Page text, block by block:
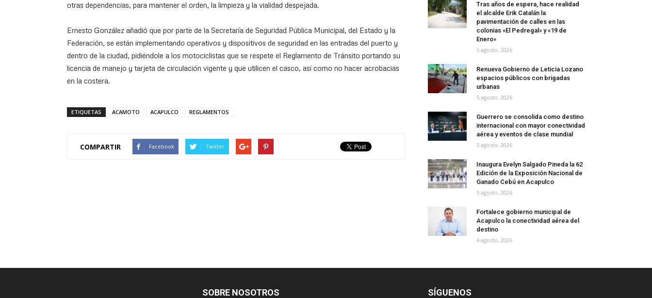
otras dependencias, para mantener el orden, la limpieza y la vialidad despejada.
Ernesto González añadió que por parte de la Secretaría de Seguridad Pública Municipal, del Estado y la
Federación, se están implementando operativos y dispositivos de seguridad en las entradas del puerto y
dentro de la ciudad, pidiéndole a los motociclistas que se respete el Reglamento de Tránsito portando su
licencia de manejo y tarjeta de circulación vigente y que utilicen el casco, así como no hacer acrobacias
en la costera.
ETIQUETAS ACAMOTO ACAPULCO REGLAMENTOS
COMPARTIR Facebook Twitter
Tras años de espera, hace realidad
el alcalde Erik Catalán la
pavimentación de calles en las
colonias «El Pedregal» y «19 de
Enero»
5 agosto, 2026
Renueva Gobierno de Leticia Lozano
espacios públicos con brigadas
urbanas
5 agosto, 2026
Guerrero se consolida como destino
internacional con mayor conectividad
aérea y eventos de clase mundial
5 agosto, 2026
Inaugura Evelyn Salgado Pineda la 62
Edición de la Exposición Nacional de
Ganado Cebú en Acapulco
5 agosto, 2026
Fortalece gobierno municipal de
Acapulco la conectividad aérea del
destino
4 agosto, 2026
SOBRE NOSOTROS SÍGUENOS